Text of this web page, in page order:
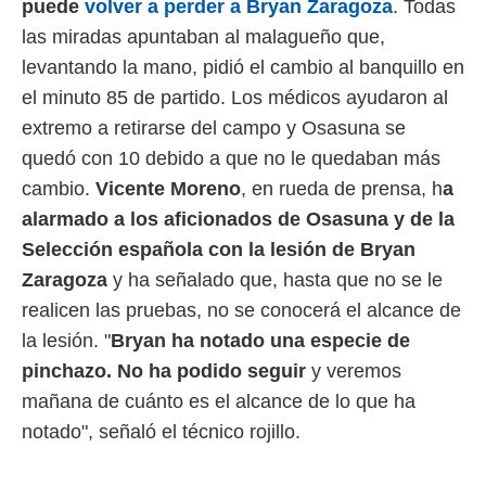
u
momento
en
en
un
datos
puede volver a perder a Bryan Zaragoza. Todas
las miradas apuntaban al malagueño que,
levantando la mano, pidió el cambio al banquillo en
el minuto 85 de partido. Los médicos ayudaron al
extremo a retirarse del campo y Osasuna se
quedó con 10 debido a que no le quedaban más
cambio. Vicente Moreno, en rueda de prensa, ha
alarmado a los aficionados de Osasuna y de la
Selección española con la lesión de Bryan
Zaragoza y ha señalado que, hasta que no se le
realicen las pruebas, no se conocerá el alcance de
la lesión. "Bryan ha notado una especie de
pinchazo. No ha podido seguir y veremos
mañana de cuánto es el alcance de lo que ha
notado", señaló el técnico rojillo.